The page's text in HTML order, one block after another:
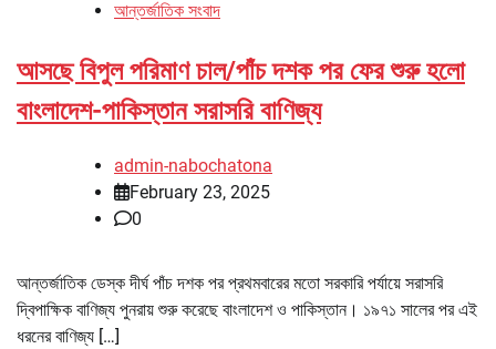
আন্তর্জাতিক সংবাদ
আসছে বিপুল পরিমাণ চাল/পাঁচ দশক পর ফের শুরু হলো
বাংলাদেশ-পাকিস্তান সরাসরি বাণিজ্য
admin-nabochatona
February 23, 2025
0
আন্তর্জাতিক ডেস্ক দীর্ঘ পাঁচ দশক পর প্রথমবারের মতো সরকারি পর্যায়ে সরাসরি
দ্বিপাক্ষিক বাণিজ্য পুনরায় শুরু করেছে বাংলাদেশ ও পাকিস্তান। ১৯৭১ সালের পর এই
ধরনের বাণিজ্য […]